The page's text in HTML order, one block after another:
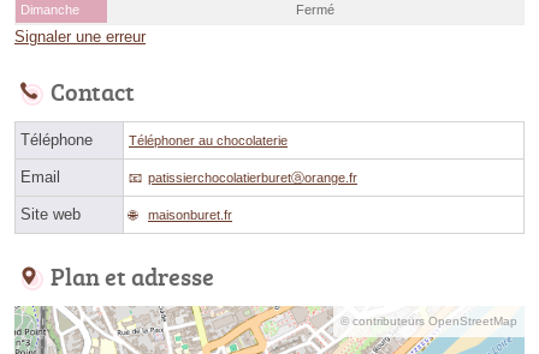
Dimanche
Fermé
Signaler une erreur
Contact
Téléphone Téléphoner au chocolaterie
Email patissierchocolatierburetⓐorange.fr
Site web maisonburet.fr
Plan et adresse
© contributeurs OpenStreetMap